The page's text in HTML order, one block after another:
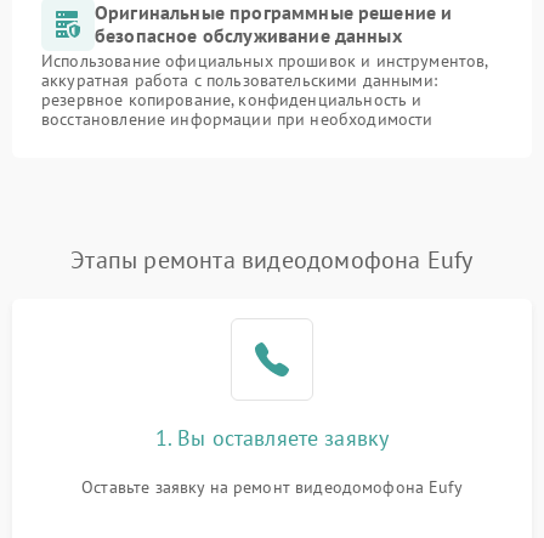
Оригинальные программные решение и
безопасное обслуживание данных
Использование официальных прошивок и инструментов,
аккуратная работа с пользовательскими данными:
резервное копирование, конфиденциальность и
восстановление информации при необходимости
Этапы ремонта видеодомофона Eufy
1. Вы оставляете заявку
Оставьте заявку на ремонт видеодомофона Eufy